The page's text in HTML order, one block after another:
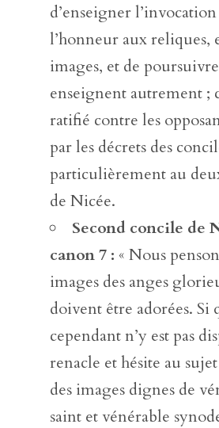
d’enseigner l’invocation
l’honneur aux reliques,
images, et de
enseignent autrement ;
ratifié contre les
par les décrets des
particulièrement au
de Nicée.
Second concile de
canon 7 : « Nous
images des anges
doivent être adorées. Si
cependant n’y est pas
renacle et hésite au
des images dignes de
saint et vénérable